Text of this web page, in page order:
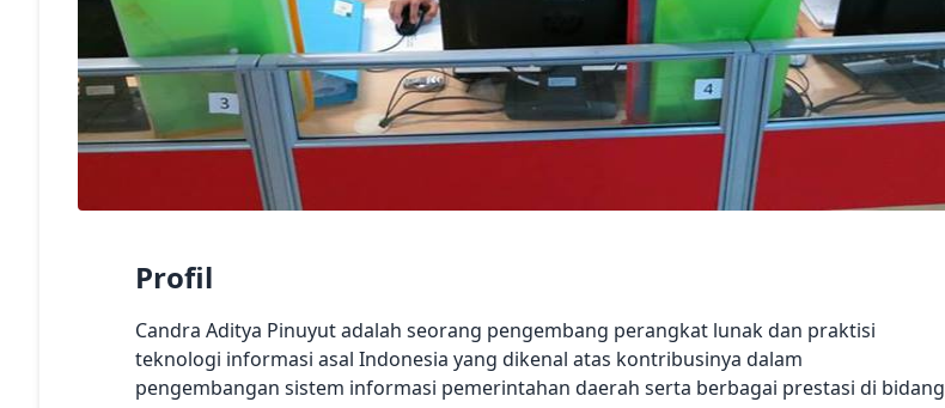
Profil
Candra Aditya Pinuyut adalah seorang pengembang perangkat lunak dan praktisi
teknologi informasi asal Indonesia yang dikenal atas kontribusinya dalam
pengembangan sistem informasi pemerintahan daerah serta berbagai prestasi di bidang